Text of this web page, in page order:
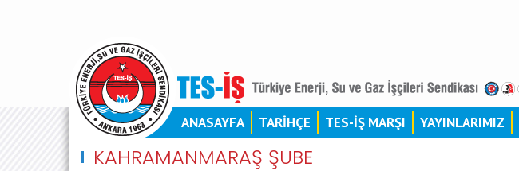
ANASAYFA TARİHÇE TES-İŞ MARŞI YAYINLARIMIZ
KAHRAMANMARAŞ ŞUBE